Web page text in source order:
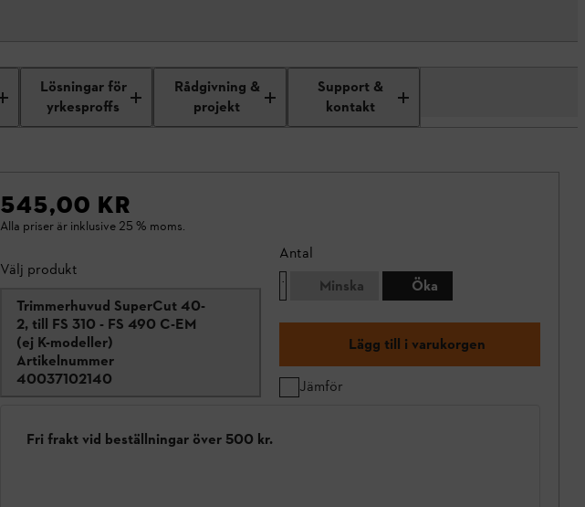
Lösningar för
yrkesproffs
Rådgivning &
projekt
Support &
kontakt
545,00 KR
Alla priser är inklusive 25 % moms.
Välj produkt
Trimmerhuvud SuperCut 40-
2, till FS 310 - FS 490 C-EM
(ej K-modeller)
Artikelnummer
40037102140
Antal
Minska
Öka
Lägg till i varukorgen
Jämför
Fri frakt vid beställningar över 500 kr.